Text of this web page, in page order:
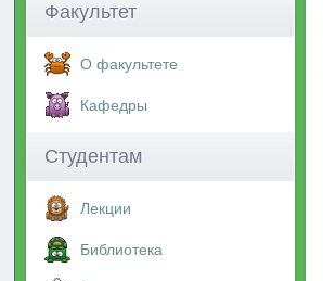
Факультет
О факультете
Кафедры
Студентам
Лекции
Библиотека